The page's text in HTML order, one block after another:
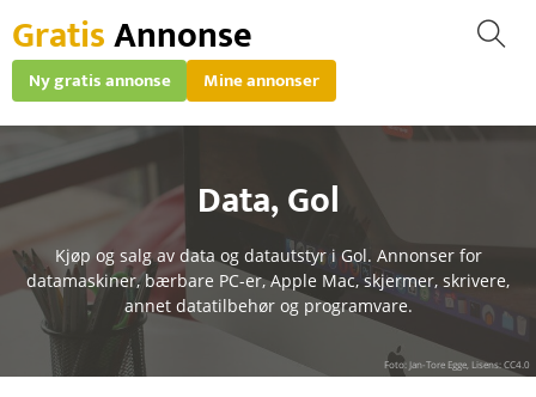
GratisAnnonse
Ny gratis annonse Mine annonser
Data,Gol
Kjøp og salg av data og datautstyr i Gol. Annonser for
datamaskiner, bærbare PC-er, Apple Mac, skjermer, skrivere,
annet datatilbehør og programvare.
Foto: Jan-Tore Egge, Lisens: CC4.0